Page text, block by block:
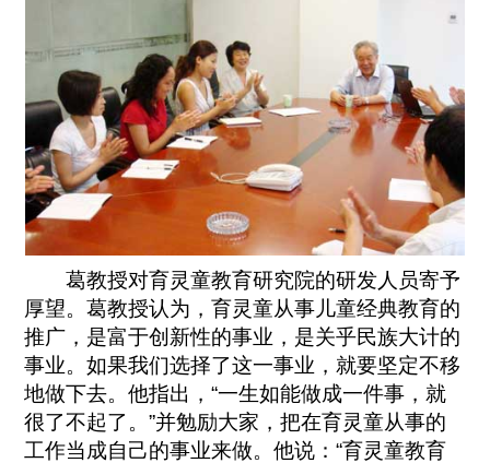
葛教授对育灵童教育研究院的研发人员寄予
厚望。葛教授认为，育灵童从事儿童经典教育的
推广，是富于创新性的事业，是关乎民族大计的
事业。如果我们选择了这一事业，就要坚定不移
地做下去。他指出，“一生如能做成一件事，就
很了不起了。”并勉励大家，把在育灵童从事的
工作当成自己的事业来做。他说：“育灵童教育